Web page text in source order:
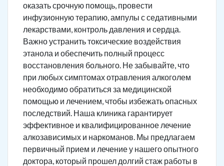
оказать срочную помощь, провести
инфузионную терапию, ампулы с седативными
лекарствами, контроль давления и сердца.
Важно устранить токсические воздействия
этанола и обеспечить полный процесс
восстановления больного. Не забывайте, что
при любых симптомах отравления алкоголем
необходимо обратиться за медицинской
помощью и лечением, чтобы избежать опасных
последствий. Наша клиника гарантирует
эффективное и квалифицированное лечение
алкозависимых и наркоманов. Мы предлагаем
первичный прием и лечение у нашего опытного
доктора, который прошел долгий стаж работы в